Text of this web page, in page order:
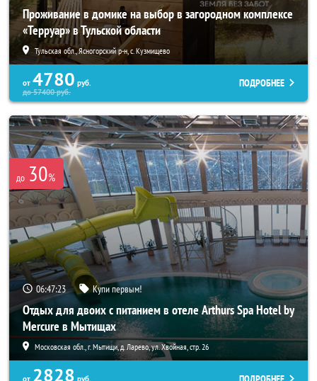
Проживание в домике на выбор в загородном комплексе
«Терруар» в Тульской области
Тульская обл., Ясногорский р-н, с. Кузмищево
от 4780 руб.
до57400руб.
ПОДРОБНЕЕ
до 30%
06:47:21 Купи первым!
Отдых для двоих с питанием в отеле Arthurs Spa Hotel by
Mercure в Мытищах
Московская обл., г. Мытищи, д. Ларево, ул. Хвойная, стр. 26
от 2828 руб.